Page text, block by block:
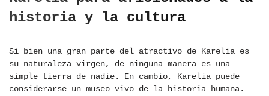
historia y la cultura
Si bien una gran parte del atractivo de Karelia es
su naturaleza virgen, de ninguna manera es una
simple tierra de nadie. En cambio, Karelia puede
considerarse un museo vivo de la historia humana.